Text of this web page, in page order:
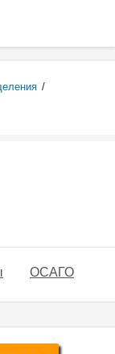
/
ОСАГО